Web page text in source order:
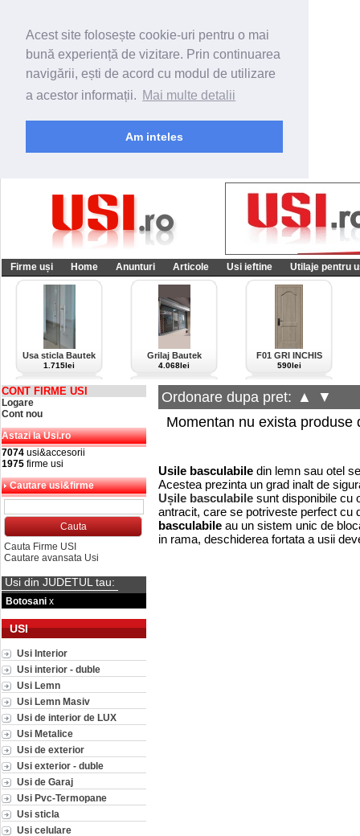
Acest site folosește cookie-uri pentru o mai
bună experiență de vizitare. Prin continuarea
navigării, ești de acord cu modul de utilizare
a acestor informații. Mai multe detalii
Am inteles
Firme uși Home Anunturi Articole Usi ieftine Utilaje pentru
Usa sticla Bautek
1.715lei
Grilaj Bautek
4.068lei
F01 GRI INCHIS
590lei
CONT FIRME USI
Logare
Cont nou
Astazi la Usi.ro
7074 usi&accesorii
1975 firme usi
Cautare usi&firme
Cauta Firme USI
Cautare avansata Usi
Usi din JUDETUL tau:
Botosani x
USI
Usi Interior
Usi interior - duble
Usi Lemn
Usi Lemn Masiv
Usi de interior de LUX
Usi Metalice
Usi de exterior
Usi exterior - duble
Usi de Garaj
Usi Pvc-Termopane
Usi sticla
Usi celulare
Ordonare dupa pret: ▲
▼
Momentan nu exista produse
Usile basculabile din lemn sau otel
Acestea prezinta un grad inalt de
Ușile basculabile sunt disponibile cu
antracit, care se potriveste perfect cu
basculabile au un sistem unic de
in rama, deschiderea fortata a usii